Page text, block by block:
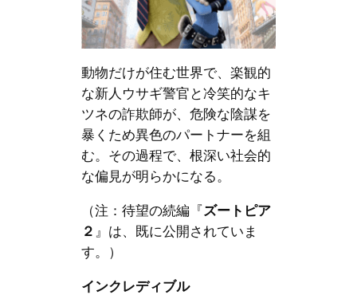
動物だけが住む世界で、楽観的
な新人ウサギ警官と冷笑的なキ
ツネの詐欺師が、危険な陰謀を
暴くため異色のパートナーを組
む。その過程で、根深い社会的
な偏見が明らかになる。
（注：待望の続編『 ズートピア
２ 』は、既に公開されていま
す。）
インクレディブル